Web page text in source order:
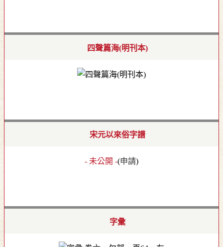
四聲篇海(明刊本)
宋元以來俗字譜
- 未公開 -(申請)
字彙